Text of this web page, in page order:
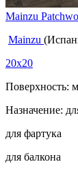
Mainzu
Mainzu
20x20
Поверхность:
Назначение:
для фартука
для балкона